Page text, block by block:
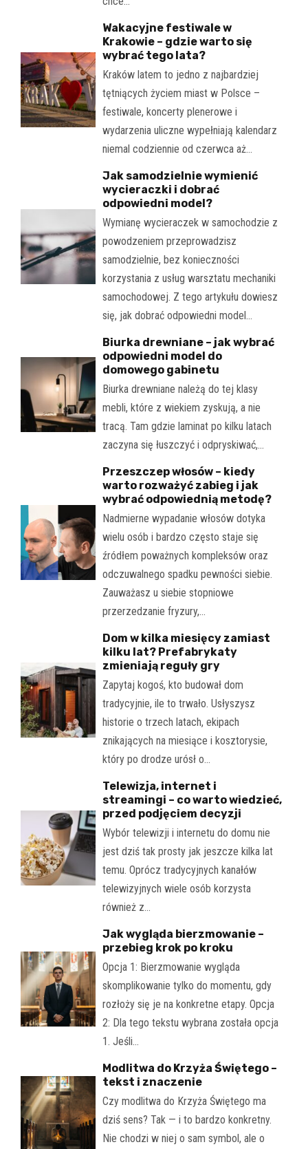
Wakacyjne festiwale w
Krakowie – gdzie warto się
wybrać tego lata?
Kraków latem to jedno z najbardziej
tętniących życiem miast w Polsce –
festiwale, koncerty plenerowe i
wydarzenia uliczne wypełniają kalendarz
niemal codziennie od czerwca aż…
Jak samodzielnie wymienić
wycieraczki i dobrać
odpowiedni model?
Wymianę wycieraczek w samochodzie z
powodzeniem przeprowadzisz
samodzielnie, bez konieczności
korzystania z usług warsztatu mechaniki
samochodowej. Z tego artykułu dowiesz
się, jak dobrać odpowiedni model…
Biurka drewniane – jak wybrać
odpowiedni model do
domowego gabinetu
Biurka drewniane należą do tej klasy
mebli, które z wiekiem zyskują, a nie
tracą. Tam gdzie laminat po kilku latach
zaczyna się łuszczyć i odpryskiwać,…
Przeszczep włosów – kiedy
warto rozważyć zabieg i jak
wybrać odpowiednią metodę?
Nadmierne wypadanie włosów dotyka
wielu osób i bardzo często staje się
źródłem poważnych kompleksów oraz
odczuwalnego spadku pewności siebie.
Zauważasz u siebie stopniowe
przerzedzanie fryzury,…
Dom w kilka miesięcy zamiast
kilku lat? Prefabrykaty
zmieniają reguły gry
Zapytaj kogoś, kto budował dom
tradycyjnie, ile to trwało. Usłyszysz
historie o trzech latach, ekipach
znikających na miesiące i kosztorysie,
który po drodze urósł o…
Telewizja, internet i
streamingi – co warto wiedzieć,
przed podjęciem decyzji
Wybór telewizji i internetu do domu nie
jest dziś tak prosty jak jeszcze kilka lat
temu. Oprócz tradycyjnych kanałów
telewizyjnych wiele osób korzysta
również z…
Jak wygląda bierzmowanie –
przebieg krok po kroku
Opcja 1: Bierzmowanie wygląda
skomplikowanie tylko do momentu, gdy
rozłoży się je na konkretne etapy. Opcja
2: Dla tego tekstu wybrana została opcja
1. Jeśli…
Modlitwa do Krzyża Świętego –
tekst i znaczenie
Czy modlitwa do Krzyża Świętego ma
dziś sens? Tak — i to bardzo konkretny.
Nie chodzi w niej o sam symbol, ale o